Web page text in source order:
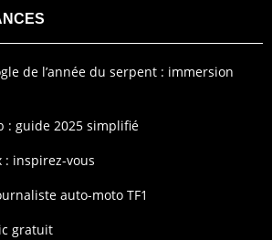
de l’année du serpent : immersion
: guide 2025 simplifié
inspirez-vous
auto-moto TF1
gratuit